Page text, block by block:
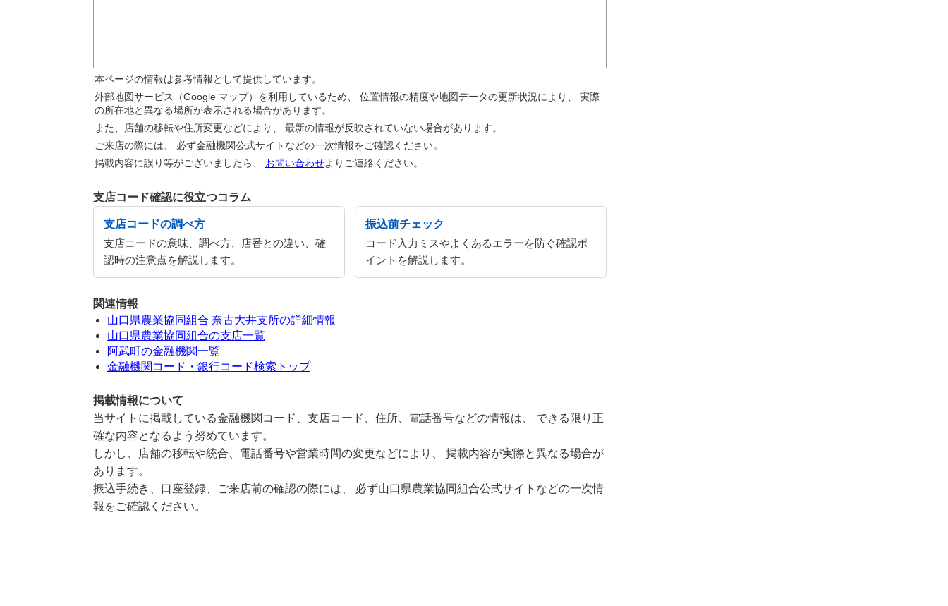
本ページの情報は参考情報として提供しています。
外部地図サービス（Google マップ）を利用しているため、 位置情報の精度や地図データの更新状況により、 実際
の所在地と異なる場所が表示される場合があります。
また、店舗の移転や住所変更などにより、 最新の情報が反映されていない場合があります。
ご来店の際には、 必ず金融機関公式サイトなどの一次情報をご確認ください。
掲載内容に誤り等がございましたら、 お問い合わせよりご連絡ください。
支店コード確認に役立つコラム
支店コードの調べ方
支店コードの意味、調べ方、店番との違い、確
認時の注意点を解説します。
振込前チェック
コード入力ミスやよくあるエラーを防ぐ確認ポ
イントを解説します。
関連情報
山口県農業協同組合 奈古大井支所の詳細情報
山口県農業協同組合の支店一覧
阿武町の金融機関一覧
金融機関コード・銀行コード検索トップ
掲載情報について
当サイトに掲載している金融機関コード、支店コード、住所、電話番号などの情報は、 できる限り正
確な内容となるよう努めています。
しかし、店舗の移転や統合、電話番号や営業時間の変更などにより、 掲載内容が実際と異なる場合が
あります。
振込手続き、口座登録、ご来店前の確認の際には、 必ず山口県農業協同組合公式サイトなどの一次情
報をご確認ください。